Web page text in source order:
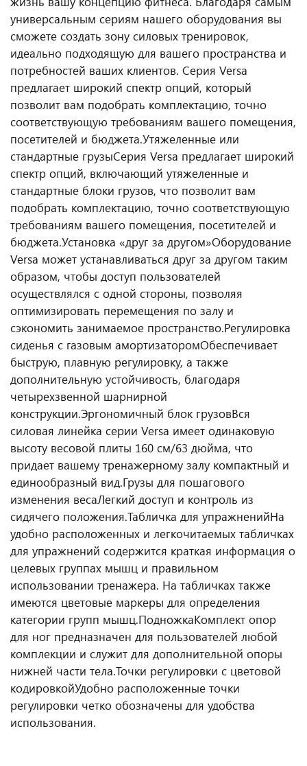
универсальным сериям нашего оборудования вы
сможете создать зону силовых тренировок,
идеально подходящую для вашего пространства и
потребностей ваших клиентов. Серия Versa
предлагает широкий спектр опций, который
позволит вам подобрать комплектацию, точно
соответствующую требованиям вашего помещения,
посетителей и бюджета.Утяжеленные или
стандартные грузыСерия Versa предлагает широкий
спектр опций, включающий утяжеленные и
стандартные блоки грузов, что позволит вам
подобрать комплектацию, точно соответствующую
требованиям вашего помещения, посетителей и
бюджета.Установка «друг за другом»Оборудование
Versa может устанавливаться друг за другом таким
образом, чтобы доступ пользователей
осуществлялся с одной стороны, позволяя
оптимизировать перемещения по залу и
сэкономить занимаемое пространство.Регулировка
сиденья с газовым амортизаторомОбеспечивает
быструю, плавную регулировку, а также
дополнительную устойчивость, благодаря
четырехзвенной шарнирной
конструкции.Эргономичный блок грузовВся
силовая линейка серии Versa имеет одинаковую
высоту весовой плиты 160 см/63 дюйма, что
придает вашему тренажерному залу компактный и
единообразный вид.Грузы для пошагового
изменения весаЛегкий доступ и контроль из
сидячего положения.Табличка для упражненийНа
удобно расположенных и легкочитаемых табличках
для упражнений содержится краткая информация о
целевых группах мышц и правильном
использовании тренажера. На табличках также
имеются цветовые маркеры для определения
категории групп мышц.ПодножкаКомплект опор
для ног предназначен для пользователей любой
комплекции и служит для дополнительной опоры
нижней части тела.Точки регулировки с цветовой
кодировкойУдобно расположенные точки
регулировки четко обозначены для удобства
использования.